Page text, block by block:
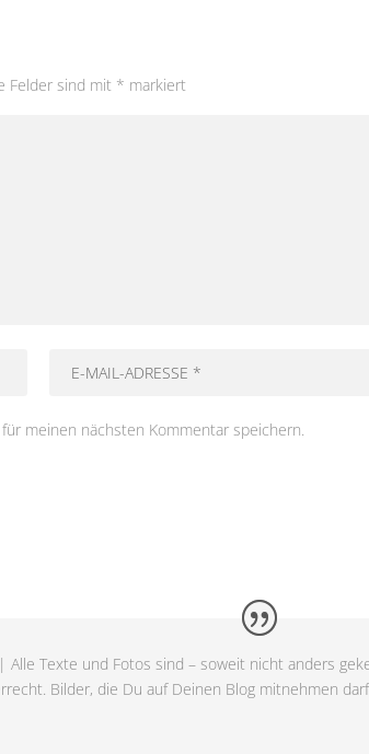
Felder sind mit * markiert
meinen nächsten Kommentar speichern.
Texte und Fotos sind – soweit nicht anders
Bilder, die Du auf Deinen Blog mitnehmen